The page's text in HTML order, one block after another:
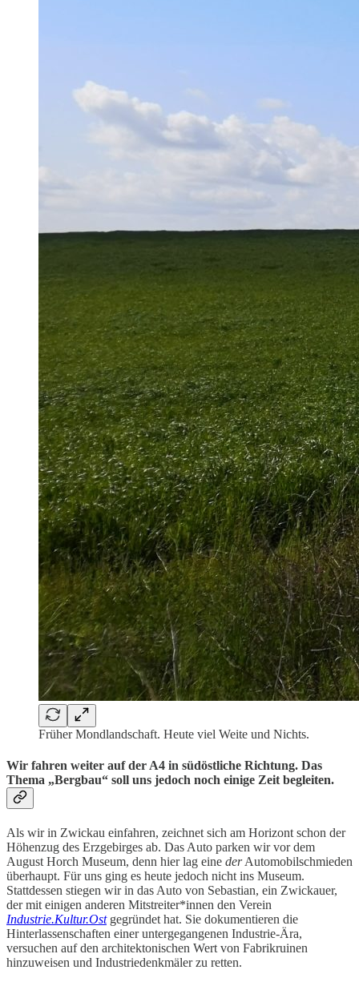
Früher Mondlandschaft. Heute viel Weite und Nichts.
Wir fahren weiter auf der A4 in südöstliche Richtung. Das
Thema „Bergbau“ soll uns jedoch noch einige Zeit begleiten.
Als wir in Zwickau einfahren, zeichnet sich am Horizont schon der
Höhenzug des Erzgebirges ab. Das Auto parken wir vor dem
August Horch Museum, denn hier lag eine derAutomobilschmieden
überhaupt. Für uns ging es heute jedoch nicht ins Museum.
Stattdessen stiegen wir in das Auto von Sebastian, ein Zwickauer,
der mit einigen anderen Mitstreiter*innen den Verein
Industrie.Kultur.Ostgegründet hat. Sie dokumentieren die
Hinterlassenschaften einer untergegangenen Industrie-Ära,
versuchen auf den architektonischen Wert von Fabrikruinen
hinzuweisen und Industriedenkmäler zu retten.